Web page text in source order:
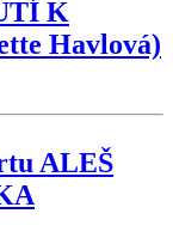
K
Havlová)
ALEŠ